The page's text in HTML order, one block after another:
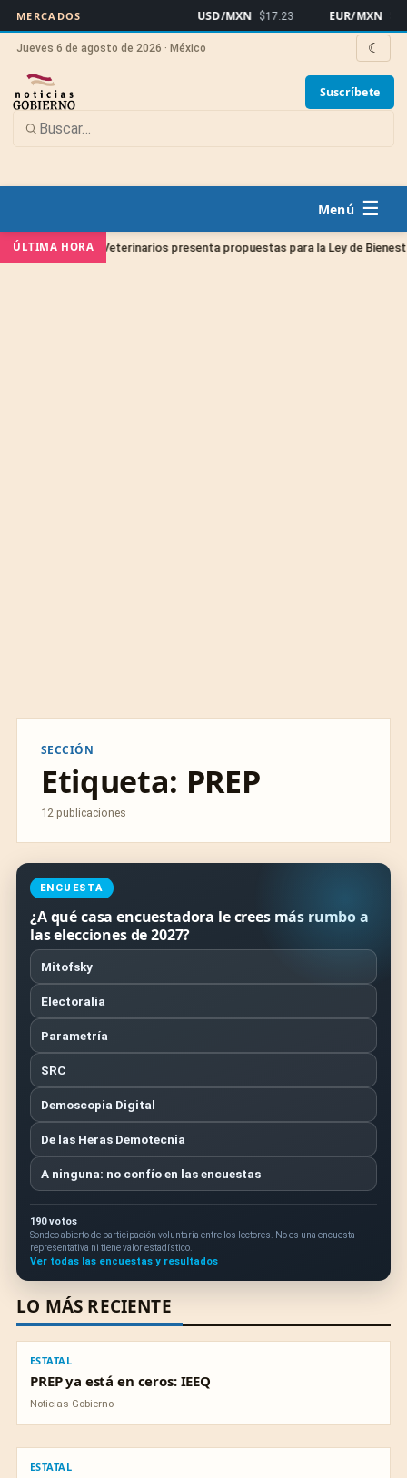
MERCADOS USD/MXN $17.23 EUR/MXN
Jueves 6 de agosto de 2026 · México ☾
Suscríbete
☰
ÚLTIMA HORA
Médicos Veterinarios presenta propuestas para la Ley de Bienestar
SECCIÓN
Etiqueta: PREP
12 publicaciones
ENCUESTA
¿A qué casa encuestadora le crees más rumbo a
las elecciones de 2027?
Mitofsky
Electoralia
Parametría
SRC
Demoscopia Digital
De las Heras Demotecnia
A ninguna: no confío en las encuestas
190 votos
Sondeo abierto de participación voluntaria entre los lectores. No es una encuesta
representativa ni tiene valor estadístico.
Ver todas las encuestas y resultados
LO MÁS RECIENTE
ESTATAL
PREP ya está en ceros: IEEQ
Noticias Gobierno
ESTATAL